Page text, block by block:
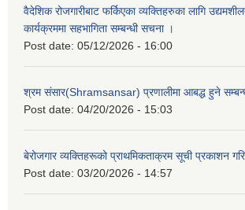
वैदेशिक रोजगारीबाट फर्किएका व्यक्तिहरुका लागि
कार्यक्रममा सहभागिता सम्बन्धी सचना ।
Post date: 05/12/2026 - 16:00
श्रम संसार(Shramsansar) प्रणालीमा आबद्ध हुने
Post date: 04/20/2026 - 15:03
बेरोजगार व्यक्तिहरूको प्राथमिकताक्रम सूची प्रकाशन
Post date: 03/20/2026 - 14:57